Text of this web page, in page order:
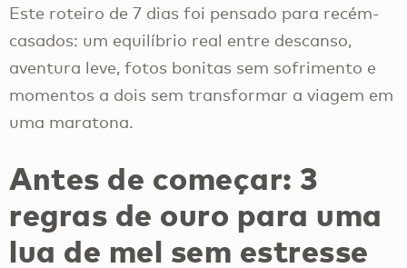
Este roteiro de 7 dias foi pensado para recém-
casados: um equilíbrio real entre descanso,
aventura leve, fotos bonitas sem sofrimento e
momentos a dois sem transformar a viagem em
uma maratona.
Antes de começar: 3
regras de ouro para uma
lua de mel sem estresse